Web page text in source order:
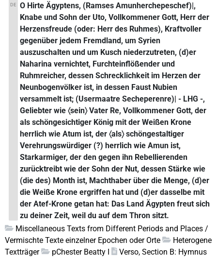
DE
O Hirte Ägyptens, (Ramses Amunherchepeschef)|,
Knabe und Sohn der Uto, Vollkommener Gott, Herr der
Herzensfreude (oder: Herr des Ruhmes), Kraftvoller
gegenüber jedem Fremdland, um Syrien
auszuschalten und um Kusch niederzutreten, (d)er
Naharina vernichtet, Furchteinflößender und
Ruhmreicher, dessen Schrecklichkeit im Herzen der
Neunbogenvölker ist, in dessen Faust Nubien
versammelt ist; (Usermaatre Secheperenre)| - LHG -,
Geliebter wie 〈sein〉 Vater Re, Vollkommener Gott, der
als schöngesichtiger König mit der Weißen Krone
herrlich wie Atum ist, der 〈als〉 schöngestaltiger
Verehrungswürdiger (?) herrlich wie Amun ist,
Starkarmiger, der den gegen ihn Rebellierenden
zurücktreibt wie der Sohn der Nut, dessen Stärke wie
(die des) Month ist, Machthaber über die Menge, (d)er
die Weiße Krone ergriffen hat und (d)er dasselbe mit
der Atef-Krone getan hat: Das Land Ägypten freut sich
zu deiner Zeit, weil du auf dem Thron sitzt.
Miscellaneous Texts from Different Periods and Places /
Vermischte Texte einzelner Epochen oder Orte
Heterogene
Textträger
pChester Beatty I
Verso, Section B: Hymnus